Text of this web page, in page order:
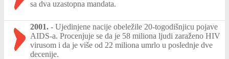
sa dva uzastopna mandata.
2001. - Ujedinjene nacije obeležile 20-togodišnjicu pojave
AIDS-a. Procenjuje se da je 58 miliona ljudi zaraženo HIV
virusom i da je više od 22 miliona umrlo u poslednje dve
decenije.